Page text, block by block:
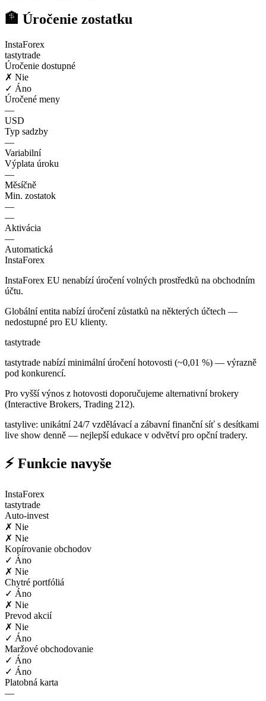
🏦 Úročenie zostatku
InstaForex
tastytrade
Úročenie dostupné
✗ Nie
✓ Áno
Úročené meny
—
USD
Typ sadzby
—
Variabilní
Výplata úroku
—
Měsíčně
Min. zostatok
—
—
Aktivácia
—
Automatická
InstaForex
InstaForex EU nenabízí úročení volných prostředků na obchodním
účtu.
Globální entita nabízí úročení zůstatků na některých účtech —
nedostupné pro EU klienty.
tastytrade
tastytrade nabízí minimální úročení hotovosti (~0,01 %) — výrazně
pod konkurencí.
Pro vyšší výnos z hotovosti doporučujeme alternativní brokery
(Interactive Brokers, Trading 212).
tastylive: unikátní 24/7 vzdělávací a zábavní finanční síť s desítkami
live show denně — nejlepší edukace v odvětví pro opční tradery.
⚡ Funkcie navyše
InstaForex
tastytrade
Auto-invest
✗ Nie
✗ Nie
Kopírovanie obchodov
✓ Áno
✗ Nie
Chytré portfóliá
✓ Áno
✗ Nie
Prevod akcií
✗ Nie
✓ Áno
Maržové obchodovanie
✓ Áno
✓ Áno
Platobná karta
—